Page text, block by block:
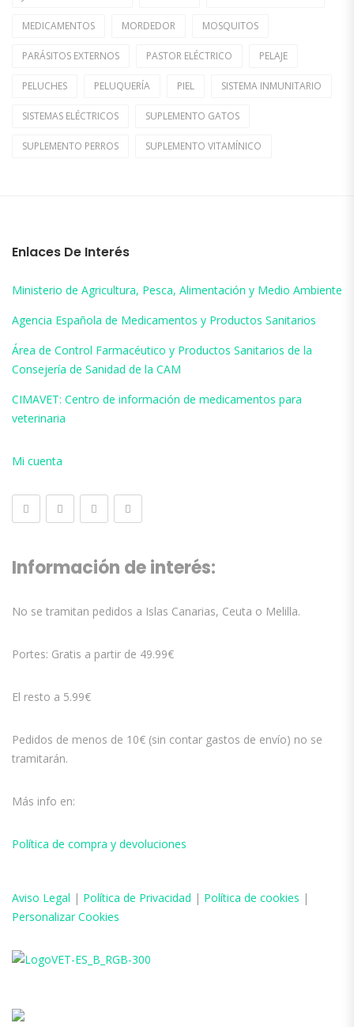
MEDICAMENTOS MORDEDOR MOSQUITOS
PARÁSITOS EXTERNOS PASTOR ELÉCTRICO PELAJE
PELUCHES PELUQUERÍA PIEL SISTEMA INMUNITARIO
SISTEMAS ELÉCTRICOS SUPLEMENTO GATOS
SUPLEMENTO PERROS SUPLEMENTO VITAMÍNICO
Enlaces De Interés
Ministerio de Agricultura, Pesca, Alimentación y Medio Ambiente
Agencia Española de Medicamentos y Productos Sanitarios
Área de Control Farmacéutico y Productos Sanitarios de la
Consejería de Sanidad de la CAM
CIMAVET: Centro de información de medicamentos para
veterinaria
Mi cuenta
Información de interés:
No se tramitan pedidos a Islas Canarias, Ceuta o Melilla.
Portes: Gratis a partir de 49.99€
El resto a 5.99€
Pedidos de menos de 10€ (sin contar gastos de envío) no se
tramitarán.
Más info en:
Política de compra y devoluciones
Aviso Legal | Política de Privacidad | Política de cookies |
Personalizar Cookies